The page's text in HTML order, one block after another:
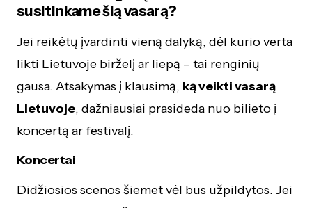
susitinkame šią vasarą?
Jei reikėtų įvardinti vieną dalyką, dėl kurio verta
likti Lietuvoje birželį ar liepą – tai renginių
gausa. Atsakymas į klausimą, ką veikti vasarą
Lietuvoje, dažniausiai prasideda nuo bilieto į
koncertą ar festivalį.
Koncertai
Didžiosios scenos šiemet vėl bus užpildytos. Jei